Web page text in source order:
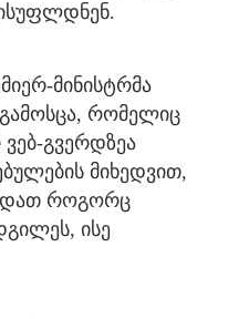
მინისტრმა
რომელიც
გვერდზეა
მიხედვით,
როგორც
ისე